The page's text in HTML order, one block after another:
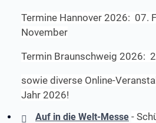
Termine Hannover 2026: 07.
November
Termin Braunschweig 2026:
sowie diverse Online-
Jahr 2026!
Auf in die Welt-Messe -